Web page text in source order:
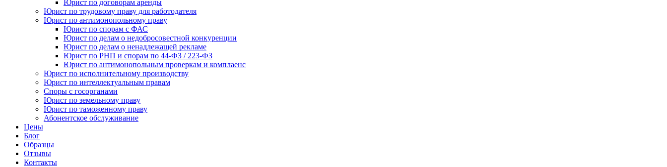
Юрист по договорам аренды
Юрист по трудовому праву для работодателя
Юрист по антимонопольному праву
Юрист по спорам с ФАС
Юрист по делам о недобросовестной конкуренции
Юрист по делам о ненадлежащей рекламе
Юрист по РНП и спорам по 44-ФЗ / 223-ФЗ
Юрист по антимонопольным проверкам и комплаенс
Юрист по исполнительному производству
Юрист по интеллектуальным правам
Споры с госорганами
Юрист по земельному праву
Юрист по таможенному праву
Абонентское обслуживание
Цены
Блог
Образцы
Отзывы
Контакты